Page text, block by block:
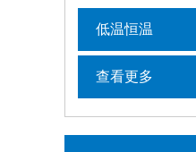
低温恒温
查看更多